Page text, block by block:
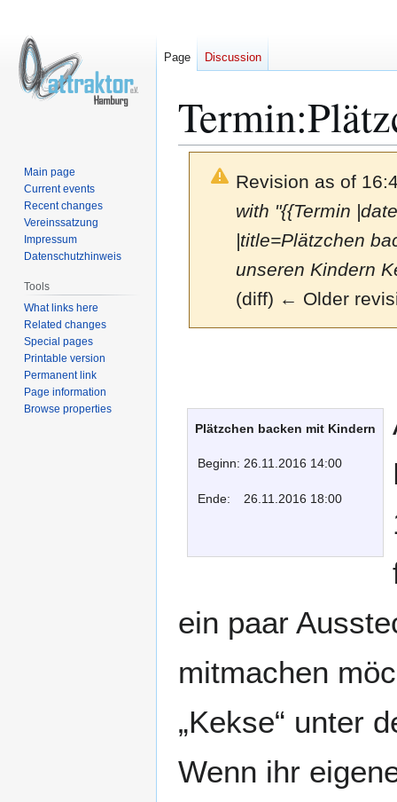
Revision as of
with "{{Termin
|title=Plätzchen
unseren Kindern
(diff) ← Older
Plätzchen backen mit Kindern
Beginn: 26.11.2016 14:00
Ende: 26.11.2016 18:00
ein paar
mitmachen
„Kekse“ unter
Wenn ihr
Page Discussion
Main page
Current events
Recent changes
Vereinssatzung
Impressum
Datenschutzhinweis
Tools
What links here
Related changes
Special pages
Printable version
Permanent link
Page information
Browse properties